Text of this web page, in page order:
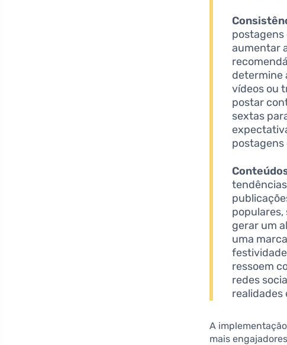
aumentar
determine
vídeos ou
postar
sextas
postagens
populares,
gerar um
uma
ressoem
redes
realidades
A
mais